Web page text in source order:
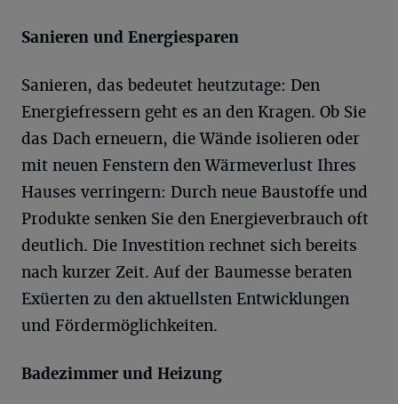
Sanieren und Energiesparen
Sanieren, das bedeutet heutzutage: Den
Energiefressern geht es an den Kragen. Ob Sie
das Dach erneuern, die Wände isolieren oder
mit neuen Fenstern den Wärmeverlust Ihres
Hauses verringern: Durch neue Baustoffe und
Produkte senken Sie den Energieverbrauch oft
deutlich. Die Investition rechnet sich bereits
nach kurzer Zeit. Auf der Baumesse beraten
Exüerten zu den aktuellsten Entwicklungen
und Fördermöglichkeiten.
Badezimmer und Heizung